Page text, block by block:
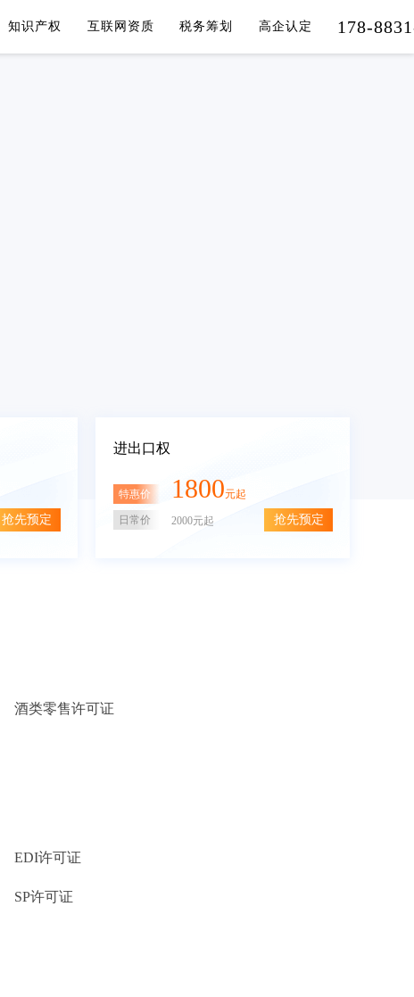
知识产权 互联网资质 税务筹划 高企认定 178-
抢先预定
进出口权
特惠价 1800元起
日常价 2000元起 抢先预定
酒类零售许可证
EDI许可证
SP许可证